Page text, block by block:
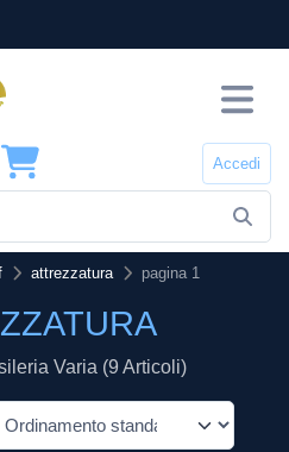
Accedi
attrezzatura pagina 1
Varia (9 Articoli)